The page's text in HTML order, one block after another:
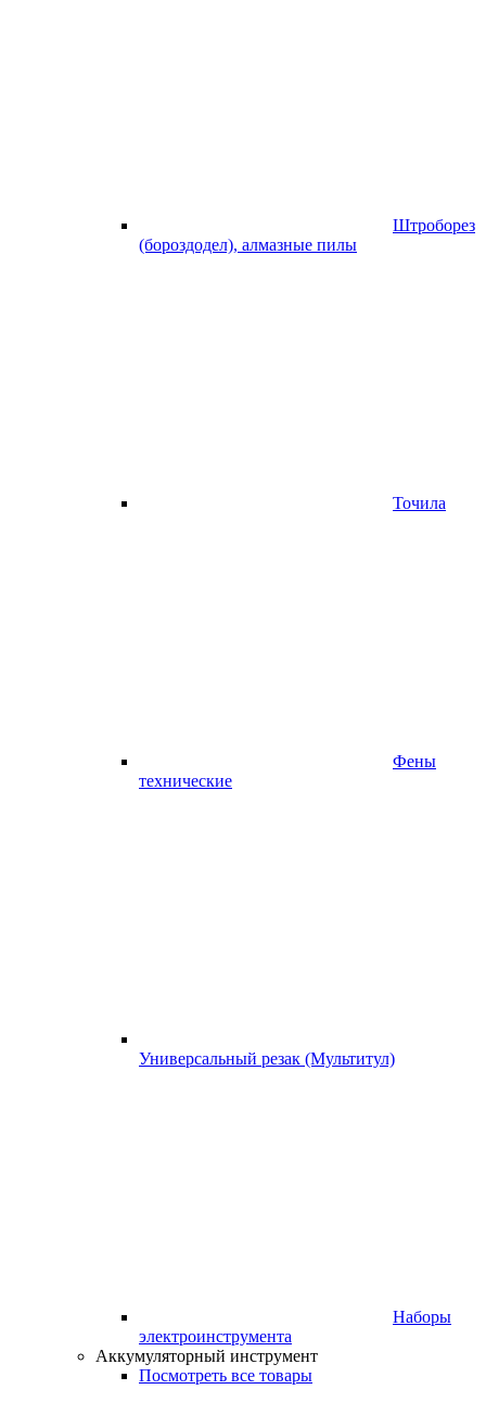
Штроборез
(бороздодел), алмазные пилы
Точила
Фены
технические
Универсальный резак (Мультитул)
Наборы
электроинструмента
Аккумуляторный инструмент
Посмотреть все товары